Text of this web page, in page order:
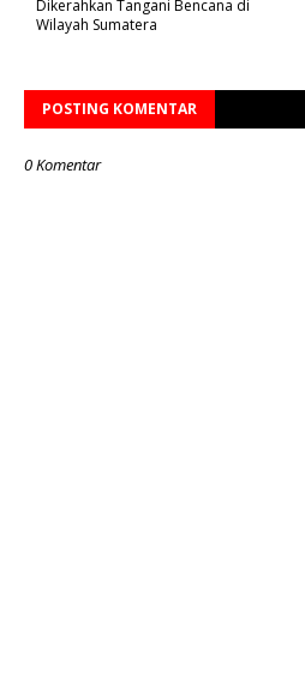
Dikerahkan Tangani Bencana di
Wilayah Sumatera
POSTING KOMENTAR
0 Komentar